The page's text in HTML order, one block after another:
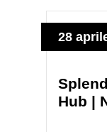
28
Hub |